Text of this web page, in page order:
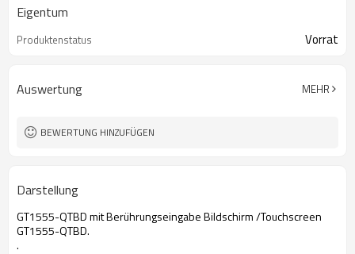
Eigentum
Produktenstatus Vorrat
Auswertung MEHR
BEWERTUNG HINZUFÜGEN
Darstellung
GT1555-QTBD mit Berührungseingabe Bildschirm /Touchscreen
GT1555-QTBD.
.